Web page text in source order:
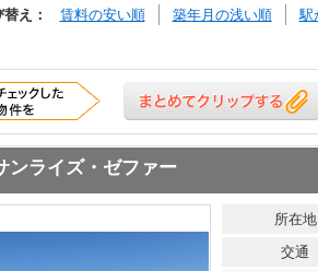
え： 賃料の安い順 築年月の浅い順 駅
ンライズ・ゼファー
所在地
交通